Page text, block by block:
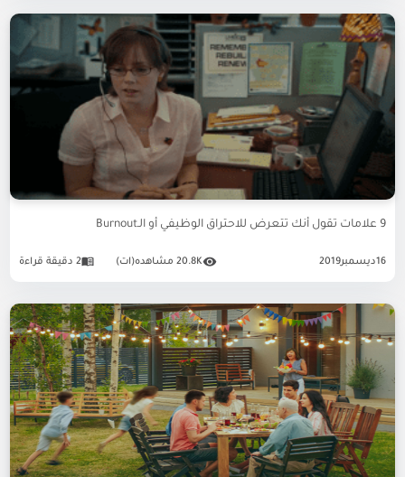
9 علامات تقول أنك تتعرض للاحتراق الوظيفي أو الـBurnout
16ديسمبر2019 20.8K مشاهده(ات) 2 دقيقة قراءة